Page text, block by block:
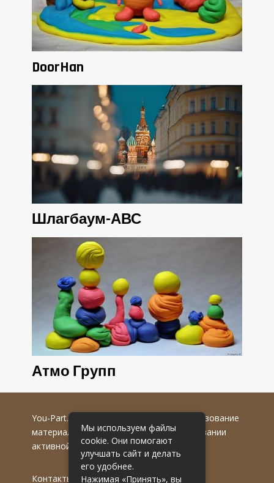
DoorHan
Шлагбаум-АВС
Атмо Групп
You-Part.ru
© 2016-2022 гг. Любое использование
материалов допускается только при указании
активной гиперссылки на первоисточник.
Контакты
Мы используем файлы
cookie. Они помогают
улучшать сайт и делать
его удобнее.
Нажимая «Принять», вы